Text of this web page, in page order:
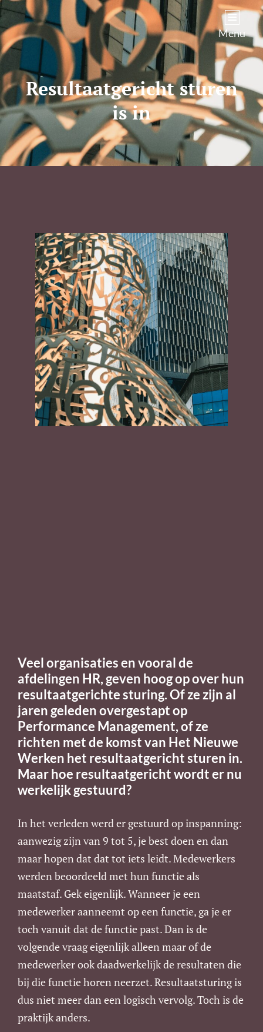
Kim Castenmiller Menu
Resultaatgericht sturen
is in
Veel organisaties en vooral de
afdelingen HR, geven hoog op over hun
resultaatgerichte sturing. Of ze zijn al
jaren geleden overgestapt op
Performance Management, of ze
richten met de komst van Het Nieuwe
Werken het resultaatgericht sturen in.
Maar hoe resultaatgericht wordt er nu
werkelijk gestuurd?
In het verleden werd er gestuurd op inspanning:
aanwezig zijn van 9 tot 5, je best doen en dan
maar hopen dat dat tot iets leidt. Medewerkers
werden beoordeeld met hun functie als
maatstaf. Gek eigenlijk. Wanneer je een
medewerker aanneemt op een functie, ga je er
toch vanuit dat de functie past. Dan is de
volgende vraag eigenlijk alleen maar of de
medewerker ook daadwerkelijk de resultaten die
bij die functie horen neerzet. Resultaatsturing is
dus niet meer dan een logisch vervolg. Toch is de
praktijk anders.